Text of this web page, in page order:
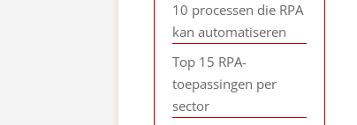
10 processen die RPA
kan automatiseren
Top 15 RPA-
toepassingen per
sector